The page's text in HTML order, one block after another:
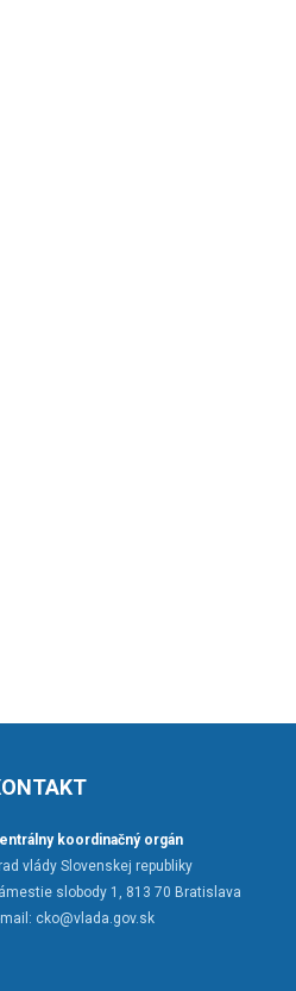
koordinačný orgán
vlády Slovenskej republiky
slobody 1, 813 70 Bratislava
mail: cko@vlada.gov.sk